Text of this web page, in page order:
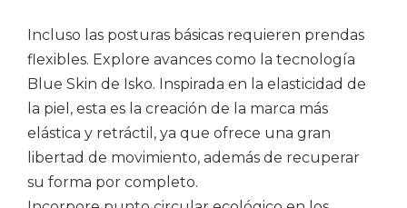
Incluso las posturas básicas requieren prendas
flexibles. Explore avances como la tecnología
Blue Skin de Isko. Inspirada en la elasticidad de
la piel, esta es la creación de la marca más
elástica y retráctil, ya que ofrece una gran
libertad de movimiento, además de recuperar
su forma por completo.
su